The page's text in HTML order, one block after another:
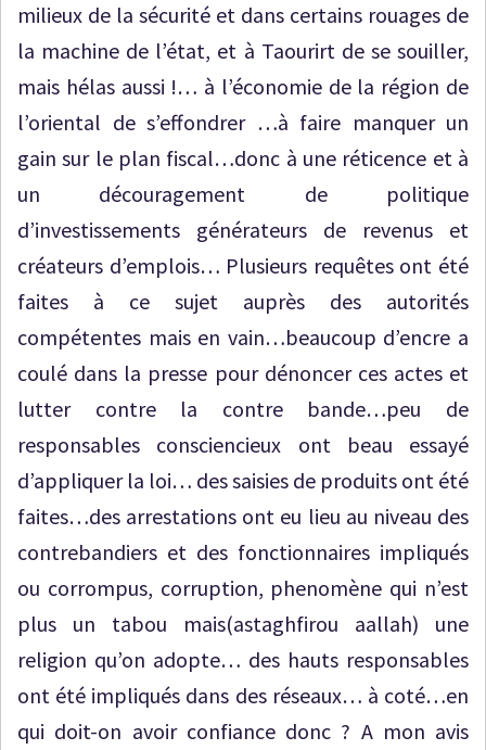
milieux de la sécurité et dans certains rouages de
la machine de l’état, et à Taourirt de se souiller,
mais hélas aussi !… à l’économie de la région de
l’oriental de s’effondrer …à faire manquer un
gain sur le plan fiscal…donc à une réticence et à
un découragement de politique
d’investissements générateurs de revenus et
créateurs d’emplois… Plusieurs requêtes ont été
faites à ce sujet auprès des autorités
compétentes mais en vain…beaucoup d’encre a
coulé dans la presse pour dénoncer ces actes et
lutter contre la contre bande…peu de
responsables consciencieux ont beau essayé
d’appliquer la loi… des saisies de produits ont été
faites…des arrestations ont eu lieu au niveau des
contrebandiers et des fonctionnaires impliqués
ou corrompus, corruption, phenomène qui n’est
plus un tabou mais(astaghfirou aallah) une
religion qu’on adopte… des hauts responsables
ont été impliqués dans des réseaux… à coté…en
qui doit-on avoir confiance donc ? A mon avis